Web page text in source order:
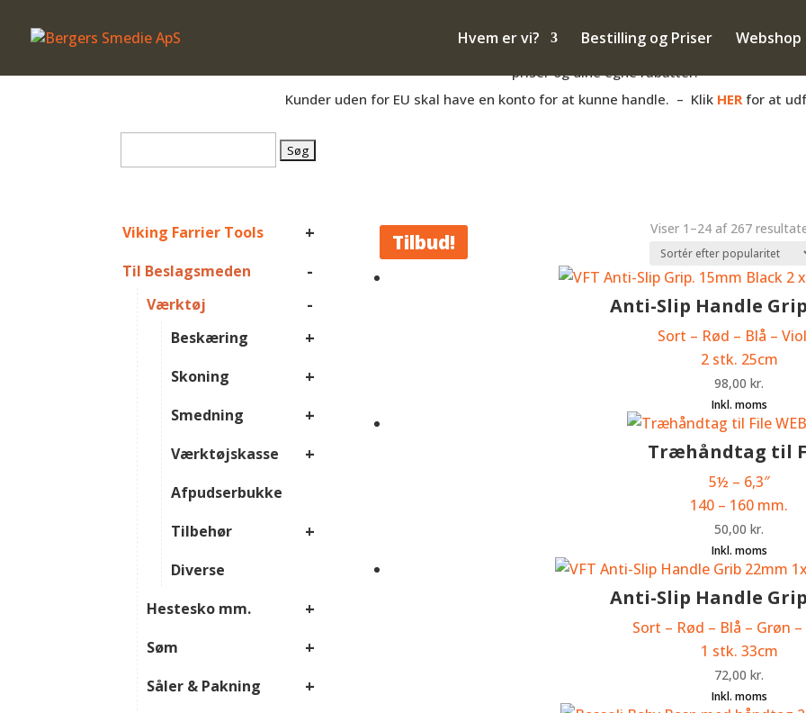
Hvem er vi? Bestilling og Priser Webshop
– også salg til PRIVATE
priser og dine egne rabatter.
Kunder uden for EU skal have en konto for at kunne handle. – Klik HERfor at
efter:
Viking Farrier Tools +
Til Beslagsmeden -
Værktøj -
Beskæring +
Skoning +
Smedning +
Værktøjskasse +
Afpudserbukke
Tilbehør
+
Diverse
Hestesko mm.
+
Søm +
Såler & Pakning +
Viser 1–24 af 267
Anti-Slip Handle
Sort – Rød – Blå –
2 stk. 25cm
98,00kr.
Træhåndtag til
5½ – 6,3″
140 – 160 mm.
50,00kr.
Anti-Slip Handle
Sort – Rød – Blå – Grøn
1 stk. 33cm
72,00kr.
Tilbud!